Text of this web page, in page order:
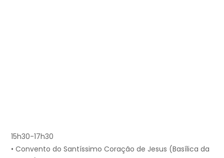
15h30-17h30
• Convento do Santíssimo Coração de Jesus (Basílica da